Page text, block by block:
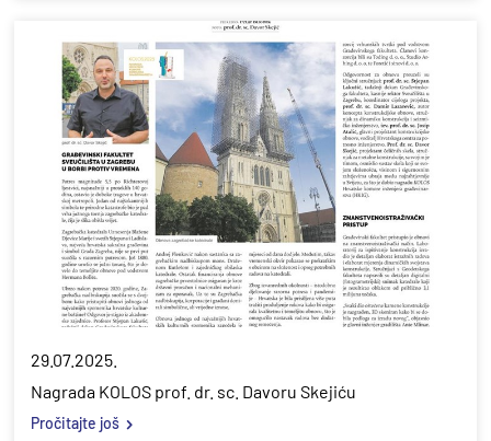
29.07.2025.
Nagrada KOLOS prof. dr. sc. Davoru Skejiću
Pročitajte još